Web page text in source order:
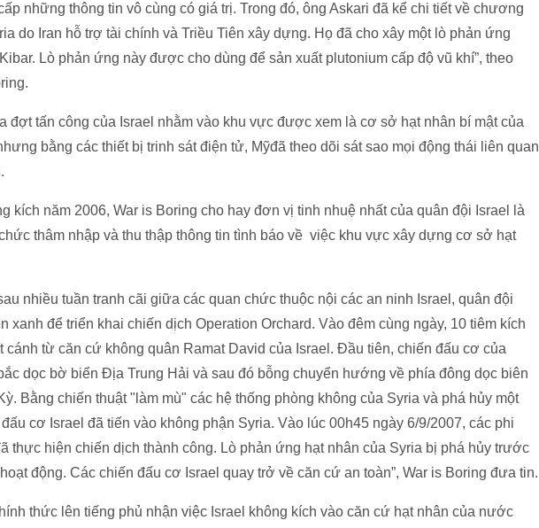
những thông tin vô cùng có giá trị. Trong đó, ông Askari đã kể chi tiết về chương
do Iran hỗ trợ tài chính và Triều Tiên xây dựng. Họ đã cho xây một lò phản ứng
Lò phản ứng này được cho dùng để sản xuất plutonium cấp độ vũ khí”, theo
đợt tấn công của Israel nhằm vào khu vực được xem là cơ sở hạt nhân bí mật của
bằng các thiết bị trinh sát điện tử, Mỹđã theo dõi sát sao mọi động thái liên quan
kích năm 2006, War is Boring cho hay đơn vị tinh nhuệ nhất của quân đội Israel là
thâm nhập và thu thập thông tin tình báo về việc khu vực xây dựng cơ sở hạt
nhiều tuần tranh cãi giữa các quan chức thuộc nội các an ninh Israel, quân đội
xanh để triển khai chiến dịch Operation Orchard. Vào đêm cùng ngày, 10 tiêm kích
cánh từ căn cứ không quân Ramat David của Israel. Đầu tiên, chiến đấu cơ của
dọc bờ biển Địa Trung Hải và sau đó bỗng chuyển hướng về phía đông dọc biên
Bằng chiến thuật "làm mù" các hệ thống phòng không của Syria và phá hủy một
cơ Israel đã tiến vào không phận Syria. Vào lúc 00h45 ngày 6/9/2007, các phi
thực hiện chiến dịch thành công. Lò phản ứng hạt nhân của Syria bị phá hủy trước
động. Các chiến đấu cơ Israel quay trở về căn cứ an toàn”, War is Boring đưa tin.
thức lên tiếng phủ nhận việc Israel không kích vào căn cứ hạt nhân của nước